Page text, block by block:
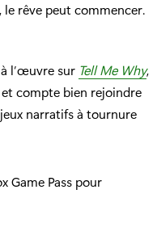
le rêve peut commencer.
l’œuvre sur Tell Me Why,
compte bien rejoindre
narratifs à tournure
Game Pass pour